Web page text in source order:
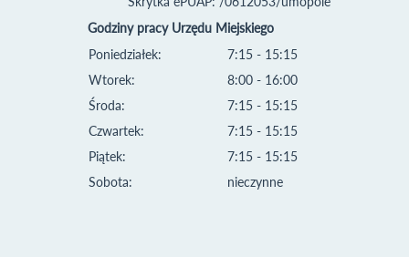
Godziny pracy Urzędu Miejskiego
Poniedziałek:
Wtorek:
Środa:
Czwartek:
Piątek:
Sobota:
7:15 - 15:15
8:00 - 16:00
7:15 - 15:15
7:15 - 15:15
7:15 - 15:15
nieczynne